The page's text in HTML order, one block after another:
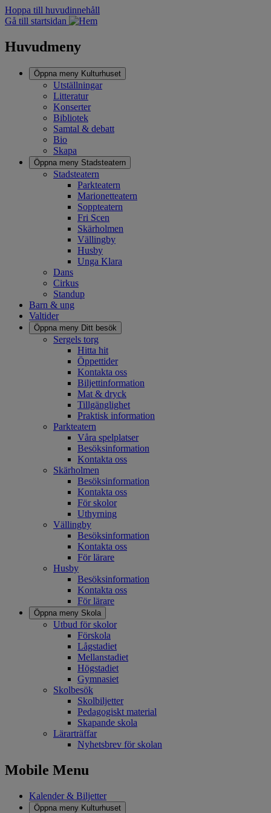
Hoppa till huvudinnehåll
Gå till startsidan
Huvudmeny
Öppna meny Kulturhuset
Utställningar
Litteratur
Konserter
Bibliotek
Samtal & debatt
Bio
Skapa
Öppna meny Stadsteatern
Stadsteatern
Parkteatern
Marionetteatern
Soppteatern
Fri Scen
Skärholmen
Vällingby
Husby
Unga Klara
Dans
Cirkus
Standup
Barn & ung
Valtider
Öppna meny Ditt besök
Sergels torg
Hitta hit
Öppettider
Kontakta oss
Biljettinformation
Mat & dryck
Tillgänglighet
Praktisk information
Parkteatern
Våra spelplatser
Besöksinformation
Kontakta oss
Skärholmen
Besöksinformation
Kontakta oss
För skolor
Uthyrning
Vällingby
Besöksinformation
Kontakta oss
För lärare
Husby
Besöksinformation
Kontakta oss
För lärare
Öppna meny Skola
Utbud för skolor
Förskola
Lågstadiet
Mellanstadiet
Högstadiet
Gymnasiet
Skolbesök
Skolbiljetter
Pedagogiskt material
Skapande skola
Lärarträffar
Nyhetsbrev för skolan
Mobile Menu
Kalender & Biljetter
Öppna meny Kulturhuset